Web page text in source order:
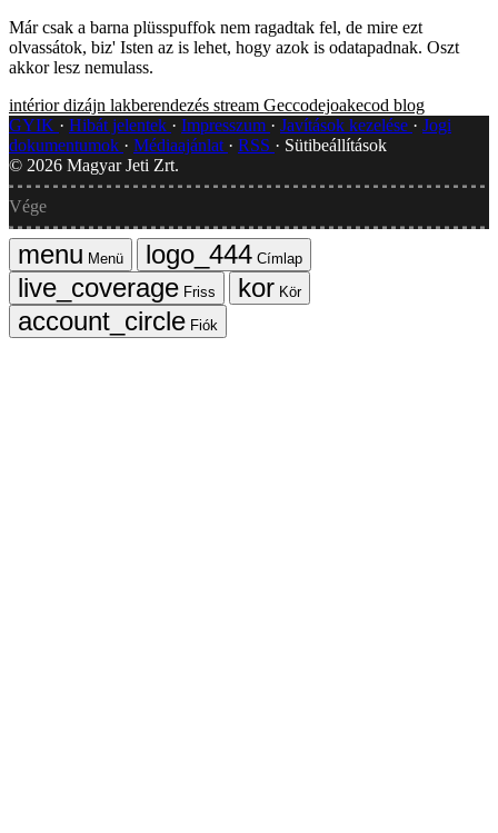
Már csak a barna plüsspuffok nem ragadtak fel, de mire ezt
olvassátok, biz' Isten az is lehet, hogy azok is odatapadnak. Oszt
akkor lesz nemulass.
intérior dizájn lakberendezés stream Geccodejoakecod blog
GYIK
Hibát jelentek Impresszum Javítások kezelése
Jogi
dokumentumok
Médiaajánlat RSS
Sütibeállítások
© 2026 Magyar Jeti Zrt.
Vége
Menü
Címlap
Friss
Kör
Fiók